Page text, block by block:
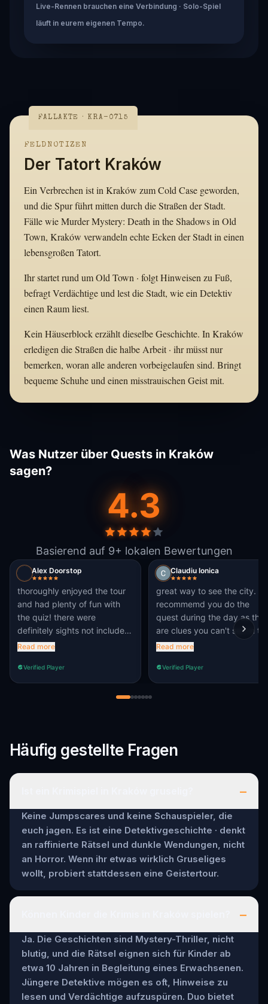
Live-Rennen brauchen eine Verbindung · Solo-Spiel
läuft in eurem eigenen Tempo.
FALLAKTE · KRA-0715
FELDNOTIZEN
Der Tatort Kraków
Ein Verbrechen ist in Kraków zum Cold Case geworden,
und die Spur führt mitten durch die Straßen der Stadt.
Fälle wie Murder Mystery: Death in the Shadows in Old
Town, Kraków verwandeln echte Ecken der Stadt in einen
lebensgroßen Tatort.
Ihr startet rund um Old Town · folgt Hinweisen zu Fuß,
befragt Verdächtige und lest die Stadt, wie ein Detektiv
einen Raum liest.
Kein Häuserblock erzählt dieselbe Geschichte. In Kraków
erledigen die Straßen die halbe Arbeit · ihr müsst nur
bemerken, woran alle anderen vorbeigelaufen sind. Bringt
bequeme Schuhe und einen misstrauischen Geist mit.
Was Nutzer über Quests in Kraków
sagen?
4.3
Basierend auf 9+ lokalen Bewertungen
Alex Doorstop
thoroughly enjoyed the tour
and had plenty of fun with
the quiz! there were
definitely sights not included
that we intend to make up
definitely recommend.
Read more
Verified Player
Claudiu Ionica
great way to see the city. I
recommemd you do the
quest during the day as
are clues you can't see in
evening.
Read more
Verified Player
Häufig gestellte Fragen
–
Keine Jumpscares und keine Schauspieler, die
euch jagen. Es ist eine Detektivgeschichte · denkt
an raffinierte Rätsel und dunkle Wendungen, nicht
an Horror. Wenn ihr etwas wirklich Gruseliges
wollt, probiert stattdessen eine Geistertour.
–
Ja. Die Geschichten sind Mystery-Thriller, nicht
blutig, und die Rätsel eignen sich für Kinder ab
etwa 10 Jahren in Begleitung eines Erwachsenen.
Jüngere Detektive mögen es oft, Hinweise zu
lesen und Verdächtige aufzuspüren. Duo bietet